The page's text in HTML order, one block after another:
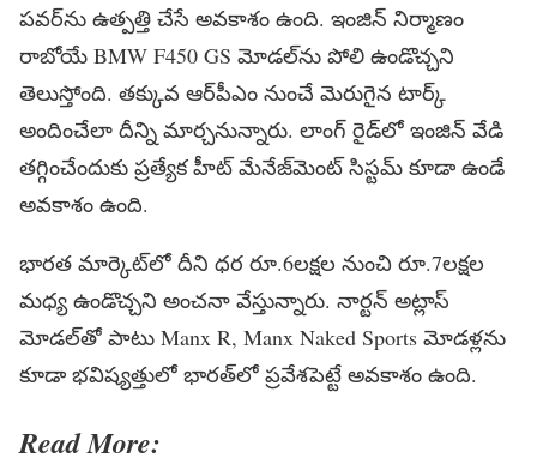
పవర్‌ను ఉత్పత్తి చేసే అవకాశం ఉంది. ఇంజిన్ నిర్మాణం
రాబోయే BMW F450 GS మోడల్‌ను పోలి ఉండొచ్చని
తెలుస్తోంది. తక్కువ ఆర్‌పీఎం నుంచే మెరుగైన టార్క్
అందించేలా దీన్ని మార్చనున్నారు. లాంగ్ రైడ్‌లో ఇంజిన్ వేడి
తగ్గించేందుకు ప్రత్యేక హీట్ మేనేజ్‌మెంట్ సిస్టమ్ కూడా ఉండే
అవకాశం ఉంది.
భారత మార్కెట్‌లో దీని ధర రూ.6లక్షల నుంచి రూ.7లక్షల
మధ్య ఉండొచ్చని అంచనా వేస్తున్నారు. నార్టన్ అట్లాస్
మోడల్‌తో పాటు Manx R, Manx Naked Sports మోడళ్లను
కూడా భవిష్యత్తులో భారత్‌లో ప్రవేశపెట్టే అవకాశం ఉంది.
Read More: